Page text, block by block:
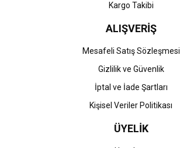
Kargo Takibi
ALIŞVERİŞ
Mesafeli Satış Sözleşmesi
Gizlilik ve Güvenlik
İptal ve İade Şartları
Kişisel Veriler Politikası
ÜYELİK